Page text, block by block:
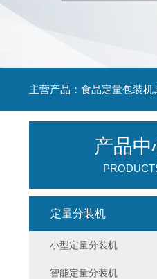
主营产品：食品定量包装
产品中
定量分装机
小型定量分装机
智能定量分装机